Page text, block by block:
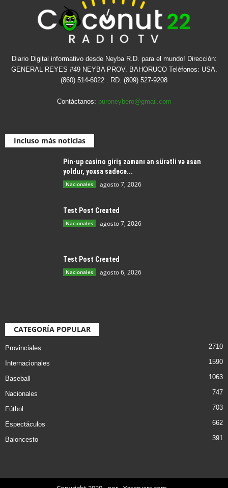
Diario Digital informativo desde Neyba R.D. para el mundo! Dirección:
GENERAL REYES #49 NEYBA PROV. BAHORUCO Teléfonos: USA.
(860) 514-6022 . RD. (809) 527-9208
Contáctanos: puroneybero@gmail.com
Incluso más noticias
Pin-up casino giriş zamanı ən sürətli və asan
yoldur, yoxsa sadəcə...
Nacionales agosto 7, 2026
Test Post Created
Nacionales agosto 7, 2026
Test Post Created
Nacionales agosto 6, 2026
CATEGORÍA POPULAR
Provinciales 2710
Internacionales 1590
Baseball 1063
Nacionales 747
Fútbol 703
Espectáculos 662
Baloncesto 391